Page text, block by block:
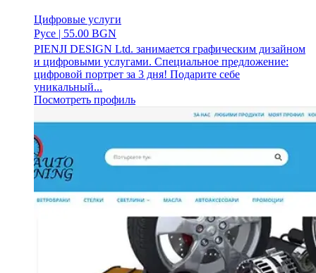
Цифровые услуги
Русе | 55.00 BGN
PIENJI DESIGN Ltd. занимается графическим дизайном
и цифровыми услугами. Специальное предложение:
цифровой портрет за 3 дня! Подарите себе
уникальный...
Посмотреть профиль